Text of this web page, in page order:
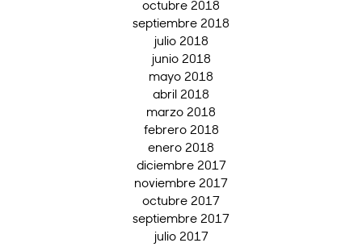
octubre 2018
septiembre 2018
julio 2018
junio 2018
mayo 2018
abril 2018
marzo 2018
febrero 2018
enero 2018
diciembre 2017
noviembre 2017
octubre 2017
septiembre 2017
julio 2017